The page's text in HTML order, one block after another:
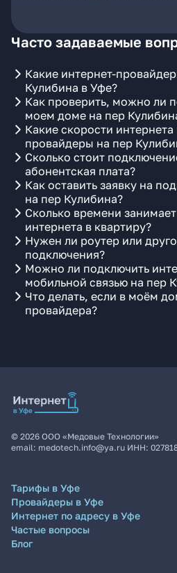
Часто задаваемые
Какие интернет-
Кулибина в Уфе?
Как проверить, можно ли
моем доме на пер
Какие скорости
провайдеры на пер
Сколько стоит
абонентская плата?
Как оставить заявку на
на пер Кулибина?
Сколько времени
интернета в квартиру?
Нужен ли роутер или
подключения?
Можно ли подключить
мобильной связью на пер
Что делать, если в моём
провайдера?
© 2026 ООО «Медовые Технологии»
email: medotech.info@ya.ru ИНН:
Тарифы в Уфе
Провайдеры в Уфе
Интернет по адресу в Уфе
Частые вопросы
Блог